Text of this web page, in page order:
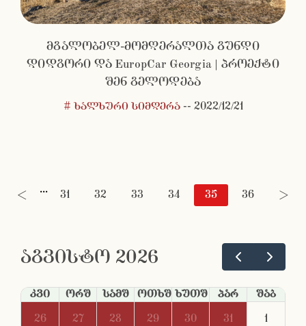
მგალობელ-მომღერალთა გუნდი
დიდგორი და EuropCar Georgia | პროექტი
შენ გელოდება
# ხალხური სიმღერა -- 2022/12/21
< ... 31 32 33 34 35 36 >
აგვისტო 2026
კვი ორშ სამშ ოთხშ ხუთშ პარ
შაბ
26
27 28 29 30 31 1